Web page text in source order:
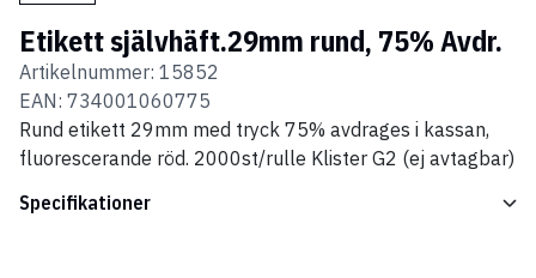
Etikett självhäft.29mm rund, 75% Avdr.
Artikelnummer: 15852
EAN: 734001060775
Rund etikett 29mm med tryck 75% avdrages i kassan,
fluorescerande röd. 2000st/rulle Klister G2 (ej avtagbar)
Specifikationer